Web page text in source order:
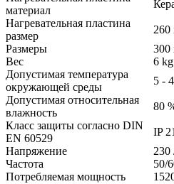
материал
Нагревательная пластина
размер
260
Размеры
300
Вес
6 kg
Допустимая температура
окружающей среды
5 -
Допустимая относительная
влажность
80
Класс защиты согласно DIN
EN 60529
IP 21
Напряжение
230
Частота
50/
Потребляемая мощность